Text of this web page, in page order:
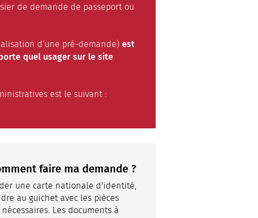
de demande de passeport ou
d’une pré-demande)est
quel usager sur le site
est le suivant :
faire ma demande ?
une carte nationale d'identité,
au guichet avec les pièces
Les documents à